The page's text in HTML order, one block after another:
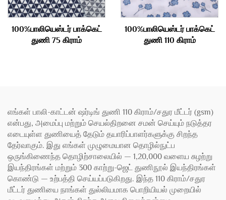
100%பாலியெஸ்டர் பாக்கெட்
துணி 75 கிராம்
100%பாலியெஸ்டர் பாக்கெட்
துணி 110 கிராம்
எங்கள் பாலி-காட்டன் ஷர்டிங் துணி 110 கிராம்/சதுர மீட்டர் (gsm)
என்பது, அமைப்பு மற்றும் செயல்திறனை சமன் செய்யும் நடுத்தர
எடையுள்ள துணியைத் தேடும் தயாரிப்பாளர்களுக்கு சிறந்த
தேர்வாகும். இது எங்கள் முழுமையான தொழில்நுட்ப
ஒருங்கிணைந்த தொழிற்சாலையில் — 1,20,000 வளைய சுழற்று
இயந்திரங்கள் மற்றும் 300 காற்று-ஜெட் துணிநூல் இயந்திரங்கள்
கொண்டு — உற்பத்தி செய்யப்படுகிறது. இந்த 110 கிராம்/சதுர
மீட்டர் துணியை நாங்கள் துல்லியமாக பொறியியல் முறையில்